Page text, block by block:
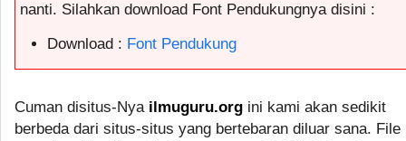
nanti. Silahkan download Font Pendukungnya disini :
Download : Font Pendukung
Cuman disitus-Nya ilmuguru.org ini kami akan sedikit
berbeda dari situs-situs yang bertebaran diluar sana. File